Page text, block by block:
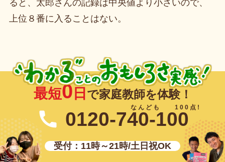
ると、太郎さんの記録は中央値より小さいので、
上位８番に入ることはない。
最短0 日 で家庭教師を体験！
0120-740-100
受付：11時～21時/土日祝OK